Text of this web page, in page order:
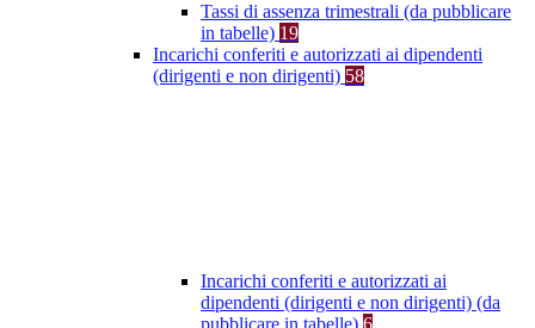
Tassi di assenza trimestrali (da pubblicare
in tabelle) 19
Incarichi conferiti e autorizzati ai dipendenti
(dirigenti e non dirigenti) 58
Incarichi conferiti e autorizzati ai
dipendenti (dirigenti e non dirigenti) (da